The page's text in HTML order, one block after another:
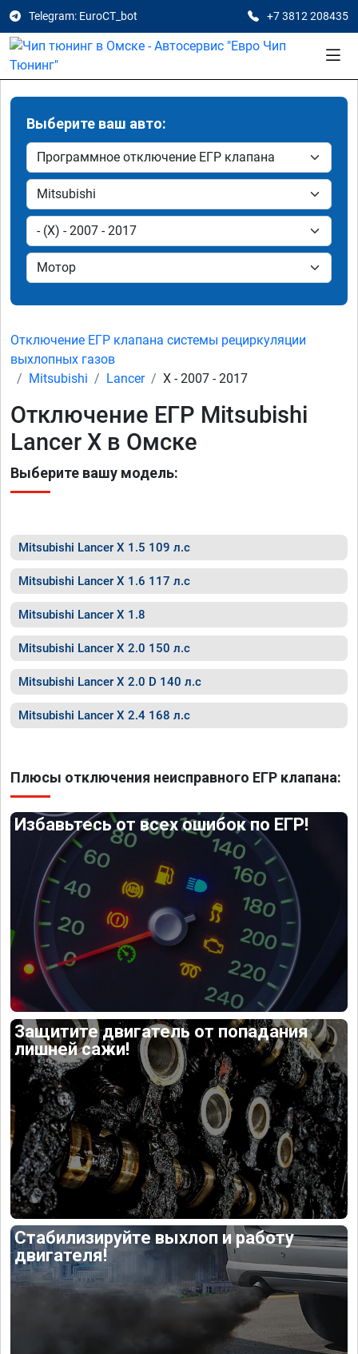
Telegram: EuroCT_bot +7 3812 208435
Выберите ваш авто:
Отключение ЕГР клапана системы рециркуляции
выхлопных газов
Mitsubishi
Lancer X - 2007 - 2017
Отключение ЕГР Mitsubishi
Lancer X в Омске
Выберите вашу модель:
Mitsubishi Lancer X 1.5 109 л.с
Mitsubishi Lancer X 1.6 117 л.с
Mitsubishi Lancer X 1.8
Mitsubishi Lancer X 2.0 150 л.с
Mitsubishi Lancer X 2.0 D 140 л.с
Mitsubishi Lancer X 2.4 168 л.с
Плюсы отключения неисправного ЕГР клапана:
Избавьтесь от всех ошибок по ЕГР!
Защитите двигатель от попадания
лишней сажи!
Стабилизируйте выхлоп и работу
двигателя!